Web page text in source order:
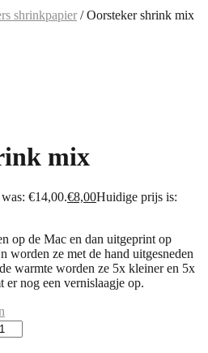
shrinkpapier / Oorsteker shrink mix
mix
€14,00.€8,00Huidige prijs is:
op de Mac en dan uitgeprint op
worden ze met de hand uitgesneden
warmte worden ze 5x kleiner en 5x
er nog een vernislaagje op.